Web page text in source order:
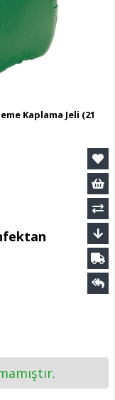
Kaplama Jeli (21